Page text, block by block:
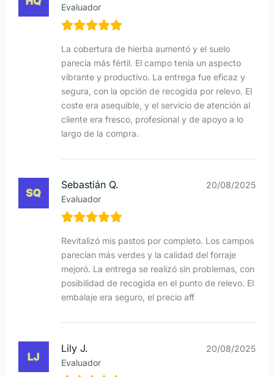
Evaluador
La cobertura de hierba aumentó y el suelo
parecía más fértil. El campo tenía un aspecto
vibrante y productivo. La entrega fue eficaz y
segura, con la opción de recogida por relevo. El
coste era asequible, y el servicio de atención al
cliente era fresco, profesional y de apoyo a lo
largo de la compra.
Sebastián Q.
Evaluador
20/08/2025
Revitalizó mis pastos por completo. Los campos
parecían más verdes y la calidad del forraje
mejoró. La entrega se realizó sin problemas, con
posibilidad de recogida en el punto de relevo. El
embalaje era seguro, el precio aff
Lily J.
Evaluador
20/08/2025